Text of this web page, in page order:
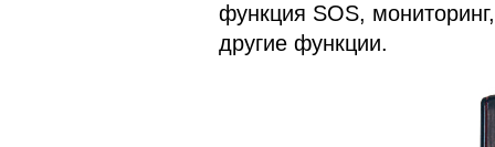
функция SOS,
другие функции.